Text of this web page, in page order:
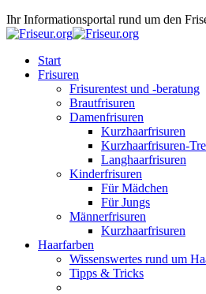
Ihr Informationsportal rund um den
Start
Frisuren
Frisurentest und -beratung
Brautfrisuren
Damenfrisuren
Kurzhaarfrisuren
Kurzhaarfrisuren-
Langhaarfrisuren
Kinderfrisuren
Für Mädchen
Für Jungs
Männerfrisuren
Kurzhaarfrisuren
Haarfarben
Wissenswertes rund um
Tipps & Tricks